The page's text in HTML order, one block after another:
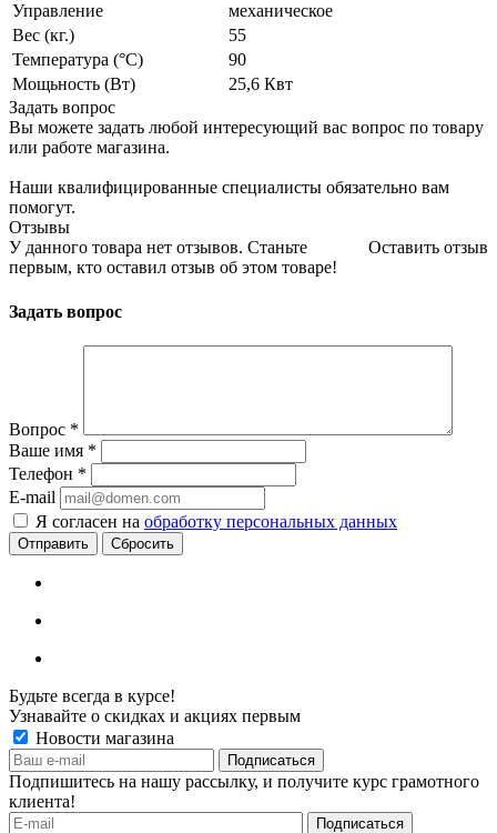
Управление
механическое
Вес (кг.)
55
Температура (°С)
90
Мощьность (Вт)
25,6 Квт
Задать вопрос
Вы можете задать любой интересующий вас вопрос по товару
или работе магазина.
Наши квалифицированные специалисты обязательно вам
помогут.
Отзывы
Оставить отзыв
У данного товара нет отзывов. Станьте
первым, кто оставил отзыв об этом товаре!
Задать вопрос
Вопрос *
Ваше имя *
Телефон *
E-mail
Я согласен на обработку персональных данных
Сбросить
Будьте всегда в курсе!
Узнавайте о скидках и акциях первым
Новости магазина
Подпишитесь на нашу рассылку, и получите курс грамотного
клиента!